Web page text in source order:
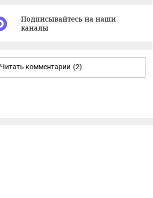
Подписывайтесь на наши
каналы
Читать комментарии (2)